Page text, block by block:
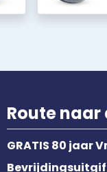
Route
GRATIS 80 jaar